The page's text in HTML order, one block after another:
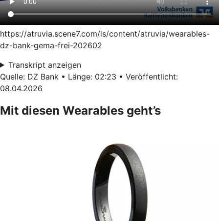
https://atruvia.scene7.com/is/content/atruvia/wearables-
dz-bank-gema-frei-202602
Transkript anzeigen
Quelle: DZ Bank • Länge: 02:23 • Veröffentlicht:
08.04.2026
Mit diesen Wearables geht’s